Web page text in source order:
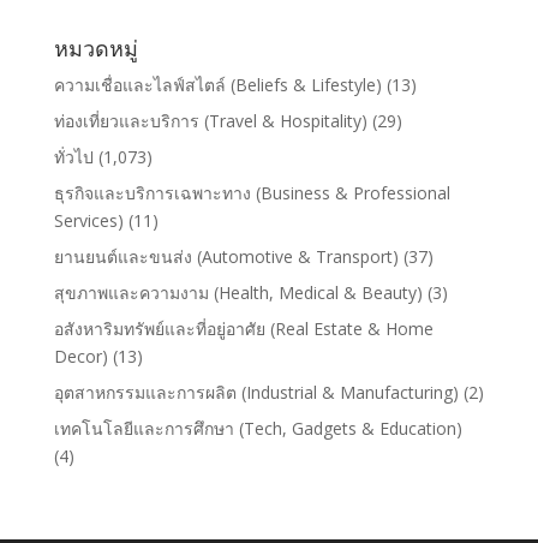
หมวดหมู่
ความเชื่อและไลฟ์สไตล์ (Beliefs & Lifestyle) (13)
ท่องเที่ยวและบริการ (Travel & Hospitality) (29)
ทั่วไป (1,073)
ธุรกิจและบริการเฉพาะทาง (Business & Professional
Services) (11)
ยานยนต์และขนส่ง (Automotive & Transport) (37)
สุขภาพและความงาม (Health, Medical & Beauty) (3)
อสังหาริมทรัพย์และที่อยู่อาศัย (Real Estate & Home
Decor) (13)
อุตสาหกรรมและการผลิต (Industrial & Manufacturing) (2)
เทคโนโลยีและการศึกษา (Tech, Gadgets & Education)
(4)